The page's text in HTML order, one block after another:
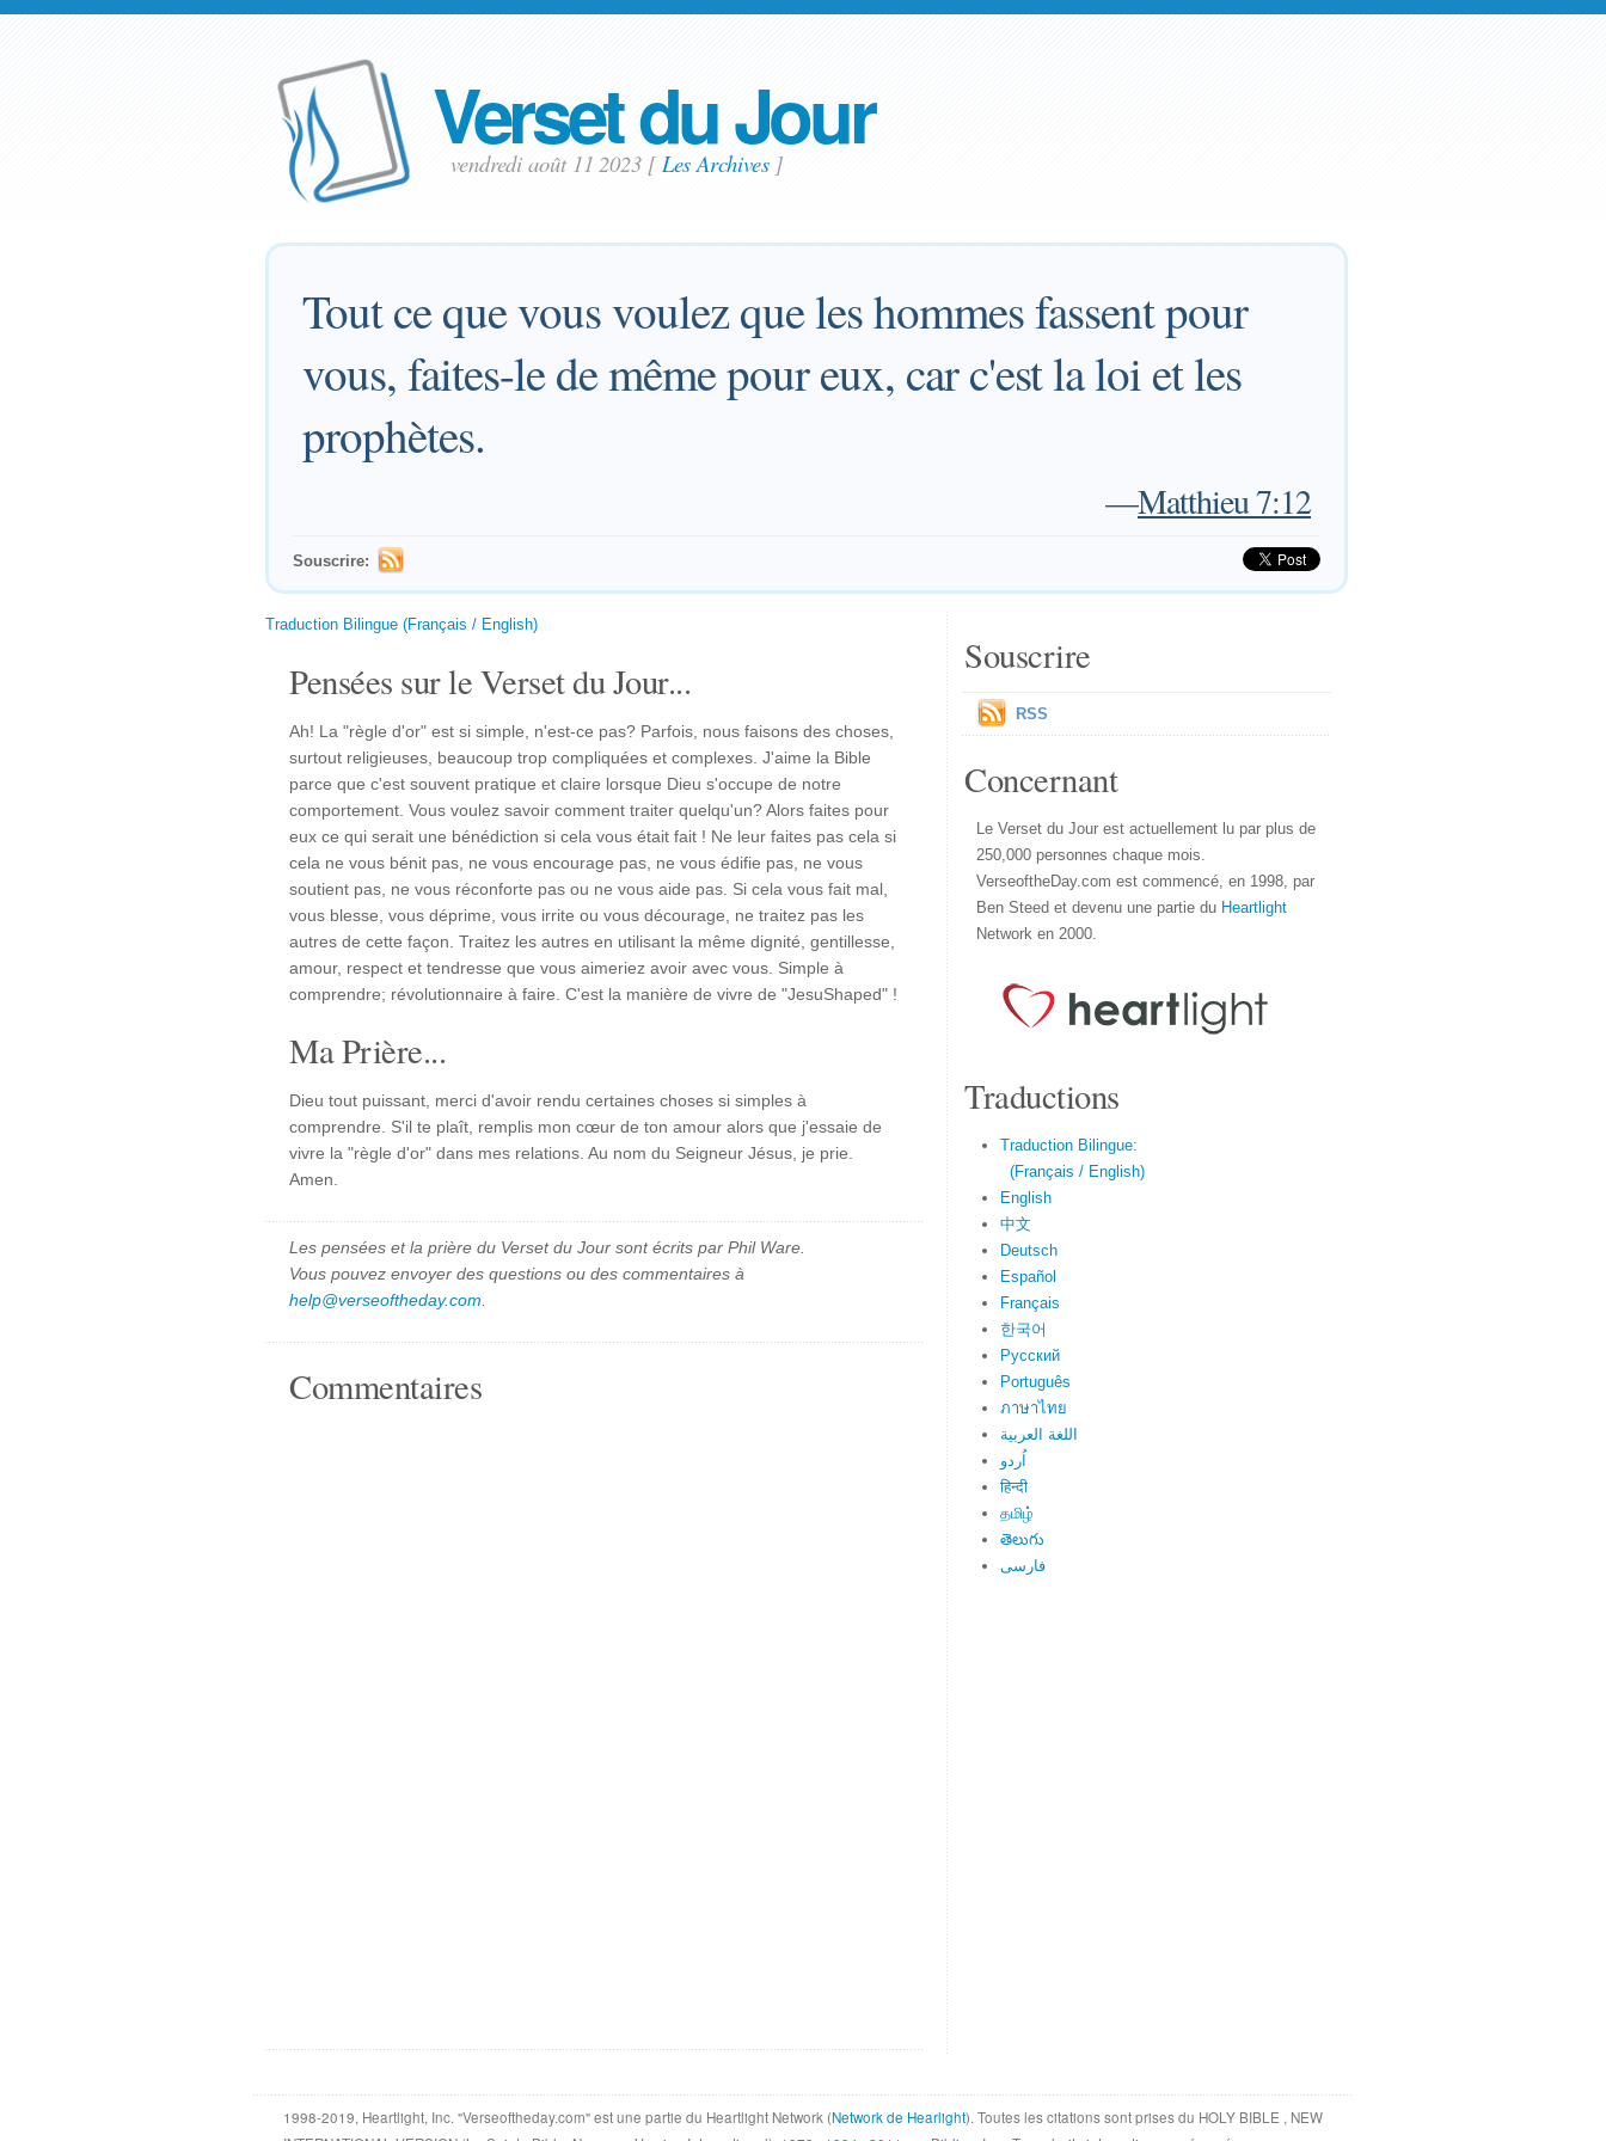
Verset du Jour
vendredi août 11 2023 [ Les Archives]
Tout ce que vous voulez que les hommes fassent pour
vous, faites-le de même pour eux, car c'est la loi et les
prophètes.
—Matthieu 7:12
Souscrire:
Traduction Bilingue (Français / English)
Pensées sur le Verset du Jour...
Ah! La "règle d'or" est si simple, n'est-ce pas? Parfois, nous faisons des choses,
surtout religieuses, beaucoup trop compliquées et complexes. J'aime la Bible
parce que c'est souvent pratique et claire lorsque Dieu s'occupe de notre
comportement. Vous voulez savoir comment traiter quelqu'un? Alors faites pour
eux ce qui serait une bénédiction si cela vous était fait ! Ne leur faites pas cela si
cela ne vous bénit pas, ne vous encourage pas, ne vous édifie pas, ne vous
soutient pas, ne vous réconforte pas ou ne vous aide pas. Si cela vous fait mal,
vous blesse, vous déprime, vous irrite ou vous décourage, ne traitez pas les
autres de cette façon. Traitez les autres en utilisant la même dignité, gentillesse,
amour, respect et tendresse que vous aimeriez avoir avec vous. Simple à
comprendre; révolutionnaire à faire. C'est la manière de vivre de "JesuShaped" !
Ma Prière...
Dieu tout puissant, merci d'avoir rendu certaines choses si simples à
comprendre. S'il te plaît, remplis mon cœur de ton amour alors que j'essaie de
vivre la "règle d'or" dans mes relations. Au nom du Seigneur Jésus, je prie.
Amen.
Les pensées et la prière du Verset du Jour sont écrits par Phil Ware.
Vous pouvez envoyer des questions ou des commentaires à
help@verseoftheday.com
Commentaires
Souscrire
RSS
Concernant
Le Verset du Jour est actuellement lu par plus de
250,000 personnes chaque mois.
VerseoftheDay.com est commencé, en 1998, par
Ben Steed et devenu une partie du Heartlight
Network en 2000.
Traductions
Traduction Bilingue:
(Français / English)
English
中文
Deutsch
Español
Français
한국어
Русский
Português
ภาษาไทย
اللغة العربية
اُردو
हिन्दी
தமிழ்
తెలుగు
فارسی
1998-2019, Heartlight, Inc. "Verseoftheday.com" est une partie du Heartlight Network (Network de Hearlight). Toutes les citations sont prises du HOLY BIBLE , NEW